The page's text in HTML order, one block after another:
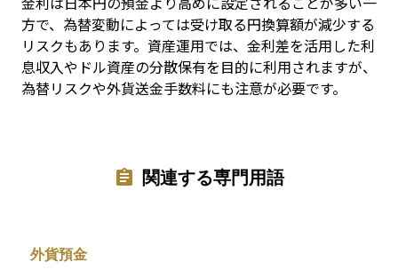
方で、為替変動によっては受け取る円換算額が減少する
リスクもあります。資産運用では、金利差を活用した利
息収入やドル資産の分散保有を目的に利用されますが、
為替リスクや外貨送金手数料にも注意が必要です。
関連する専門用語
外貨預金